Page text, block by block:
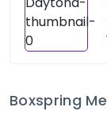
Boxspring